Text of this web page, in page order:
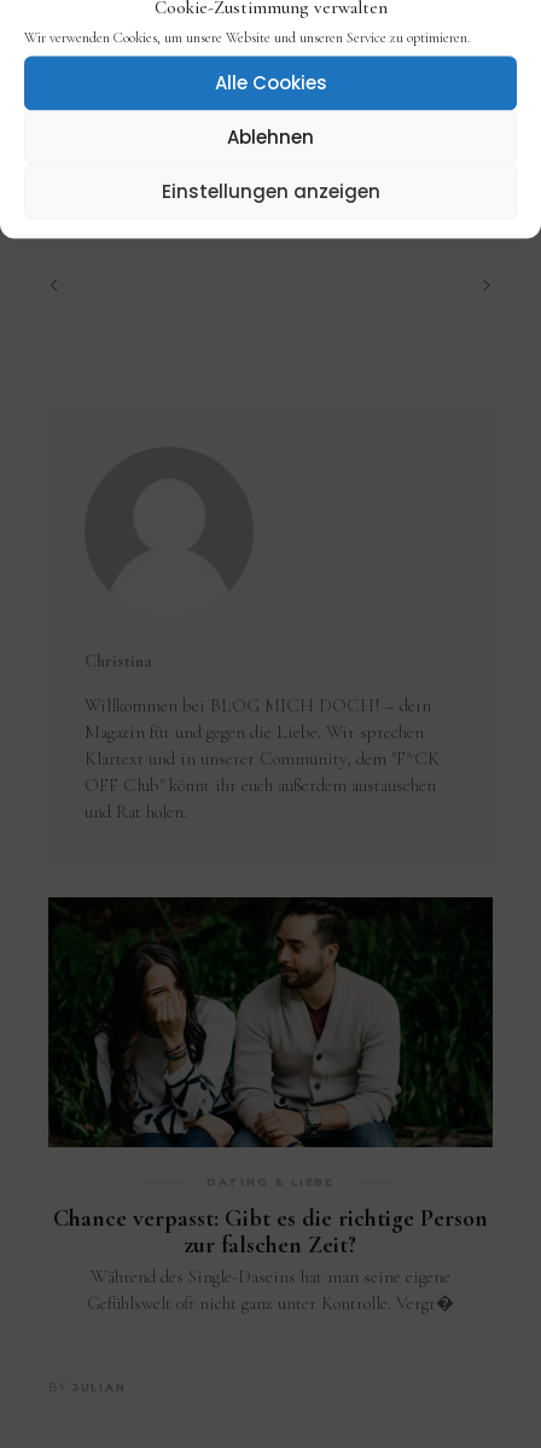
Cookie-Zustimmung verwalten
Wir verwenden Cookies, um unsere Website und unseren Service zu optimieren.
Alle Cookies
Ablehnen
Einstellungen anzeigen
Christina
Willkommen bei BLOG MICH DOCH! – dein
Magazin für und gegen die Liebe. Wir sprechen
Klartext und in unserer Community, dem "F*CK
OFF Club" könnt ihr euch außerdem austauschen
und Rat holen.
DATING & LIEBE
Chance verpasst: Gibt es die richtige Person
zur falschen Zeit?
Während des Single-Daseins hat man seine eigene
Gefühlswelt oft nicht ganz unter Kontrolle. Vergr�
BY JULIAN